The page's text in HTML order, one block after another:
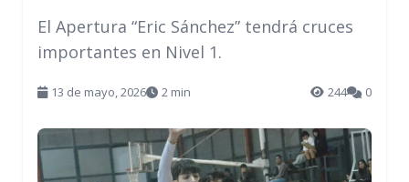
El Apertura “Eric Sánchez” tendrá cruces
importantes en Nivel 1.
13 de mayo, 2026 2 min 244 0